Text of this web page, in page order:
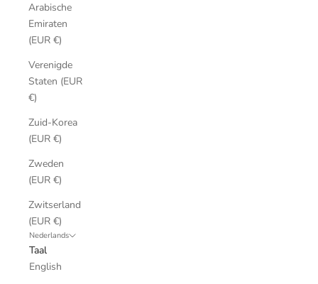
Arabische
Emiraten
(EUR €)
Verenigde
Staten (EUR
€)
Zuid-Korea
(EUR €)
Zweden
(EUR €)
Zwitserland
(EUR €)
Nederlands
Taal
English